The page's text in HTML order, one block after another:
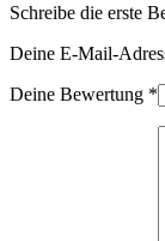
Schreibe die erste
Deine E-Mail-
Deine Bewertung *